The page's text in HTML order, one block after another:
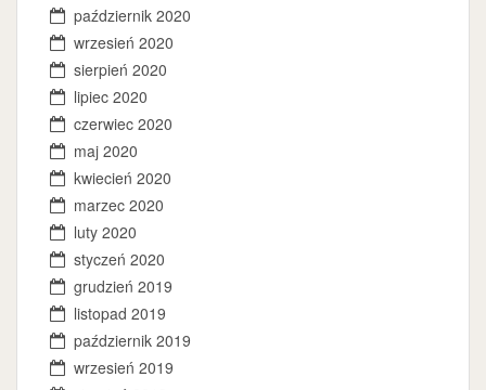
październik 2020
wrzesień 2020
sierpień 2020
lipiec 2020
czerwiec 2020
maj 2020
kwiecień 2020
marzec 2020
luty 2020
styczeń 2020
grudzień 2019
listopad 2019
październik 2019
wrzesień 2019